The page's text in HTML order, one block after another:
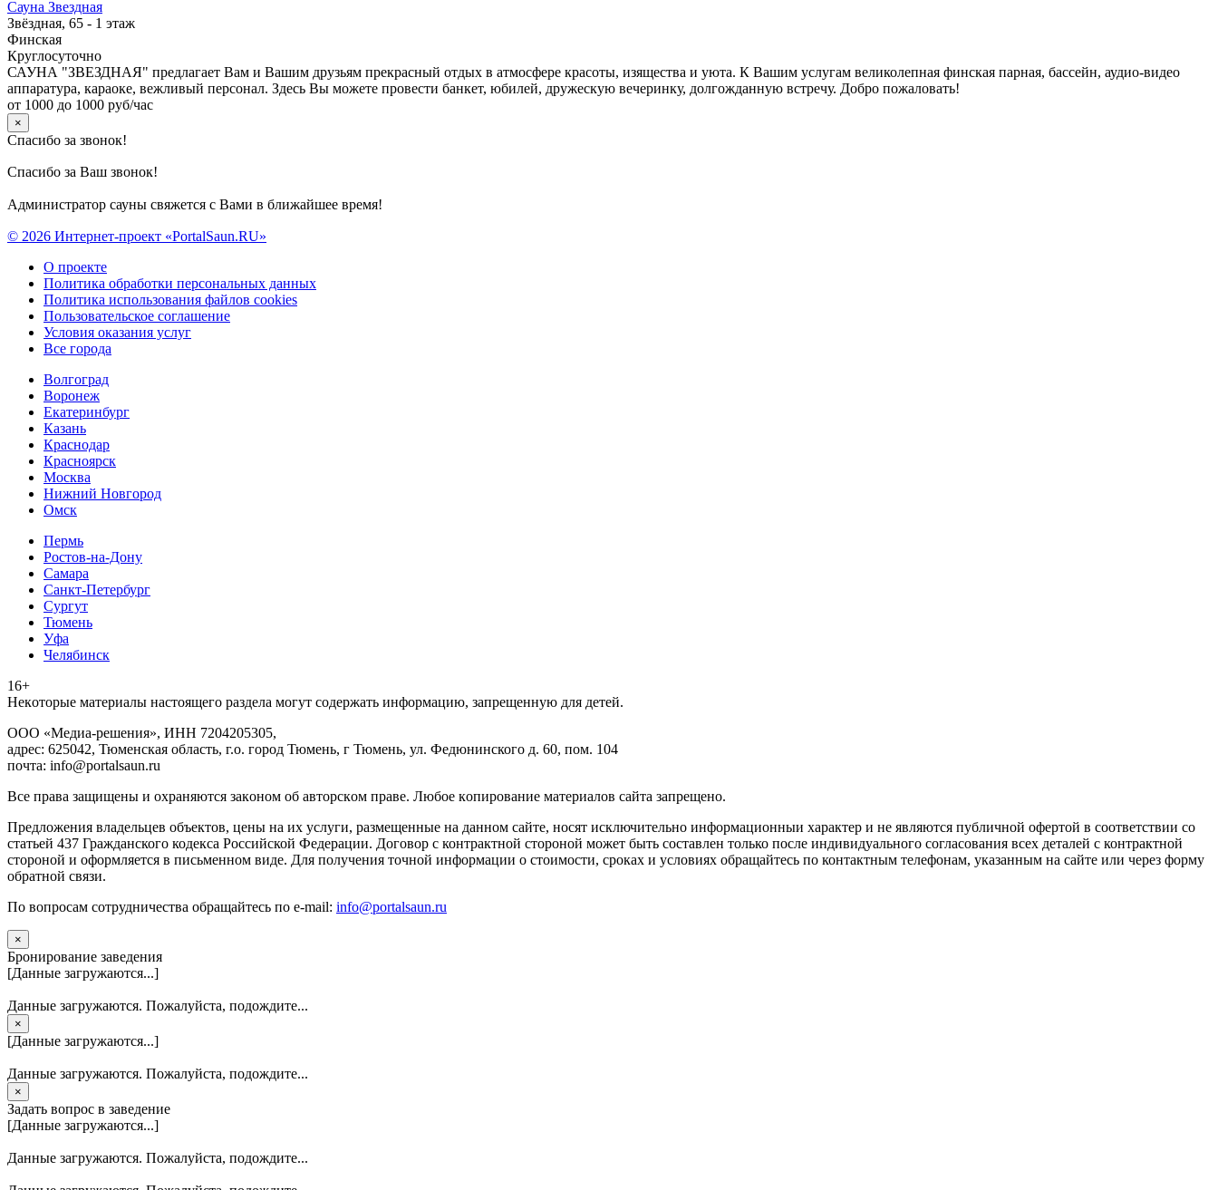
Сауна Звездная
Звёздная, 65 - 1 этаж
Финская
Круглосуточно
САУНА "ЗВЕЗДНАЯ" предлагает Вам и Вашим друзьям прекрасный отдых в атмосфере красоты, изящества и уюта. К Вашим услугам великолепная финская парная, бассейн, аудио-видео
аппаратура, караоке, вежливый персонал. Здесь Вы можете провести банкет, юбилей, дружескую вечеринку, долгожданную встречу. Добро пожаловать!
от 1000 до 1000 руб/час
×
Спасибо за звонок!
Спасибо за Ваш звонок!
Администратор сауны свяжется с Вами в ближайшее время!
© 2026 Интернет-проект «PortalSaun.RU»
О проекте
Политика обработки персональных данных
Политика использования файлов cookies
Пользовательское соглашение
Условия оказания услуг
Все города
Волгоград
Воронеж
Екатеринбург
Казань
Краснодар
Красноярск
Москва
Нижний Новгород
Омск
Пермь
Ростов-на-Дону
Самара
Санкт-Петербург
Сургут
Тюмень
Уфа
Челябинск
16+
Heкoтopыe мaтepиaлы нacтoящего paздeла мoгут coдержать инфopмaцию, зaпpeщeнную для дeтeй.
ООО «Медиа-решения», ИНН 7204205305,
адрес: 625042, Тюменская область, г.о. город Тюмень, г Тюмень, ул. Федюнинского д. 60, пом. 104
почта: info@portalsaun.ru
Вce прaвa зaщищeны и oxpaняютcя зaкoнoм oб aвтopcкoм прaве. Любoe кoпиpoвaниe мaтepиaлов caйтa зaпpeщeнo.
Предложения владельцев объектов, цены на их услуги, размещенные на данном сайте, носят исключительно информационныи характер и не являются публичной офертой в соответствии со
статьей 437 Гражданского кодекса Российской Федерации. Договор с контрактной стороной может быть составлен только после индивидуального согласования всех деталей с контрактной
стороной и оформляется в письменном виде. Для получения точной информации о стоимости, сроках и условиях обращайтесь по контактным телефонам, указанным на сайте или через форму
обратной связи.
По вопросам сотрудничества обращайтесь по e-mail: info@portalsaun.ru
×
Бронирование заведения
[Данные загружаются...]
Данные загружаются. Пожалуйста, подождите...
×
[Данные загружаются...]
Данные загружаются. Пожалуйста, подождите...
×
Задать вопрос в заведение
[Данные загружаются...]
Данные загружаются. Пожалуйста, подождите...